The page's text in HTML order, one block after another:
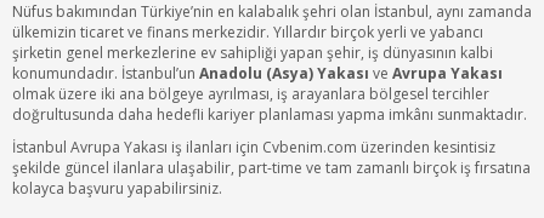
Nüfus bakımından Türkiye’nin en kalabalık şehri olan İstanbul, aynı zamanda
ülkemizin ticaret ve finans merkezidir. Yıllardır birçok yerli ve yabancı
şirketin genel merkezlerine ev sahipliği yapan şehir, iş dünyasının kalbi
konumundadır. İstanbul’un Anadolu (Asya) Yakası ve Avrupa Yakası
olmak üzere iki ana bölgeye ayrılması, iş arayanlara bölgesel tercihler
doğrultusunda daha hedefli kariyer planlaması yapma imkânı sunmaktadır.
İstanbul Avrupa Yakası iş ilanları için Cvbenim.com üzerinden kesintisiz
şekilde güncel ilanlara ulaşabilir, part-time ve tam zamanlı birçok iş fırsatına
kolayca başvuru yapabilirsiniz.